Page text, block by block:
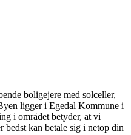
boligejere med solceller,
ligger i Egedal Kommune i
i området betyder, at vi
kan betale sig i netop din